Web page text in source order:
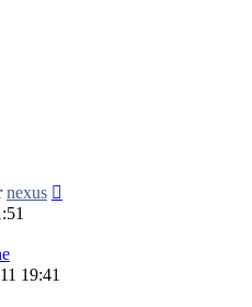
nexus
19:41